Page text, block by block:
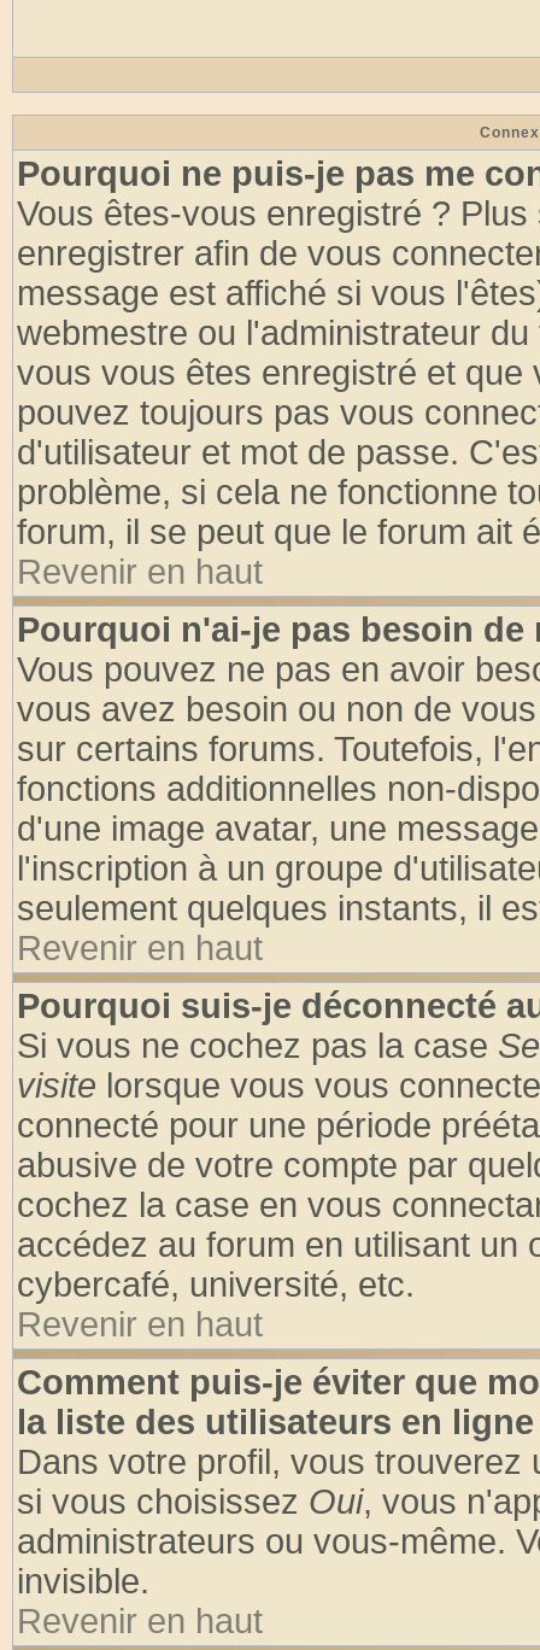
Pourquoi ne puis-je pas me
Vous êtes-vous enregistré ?
enregistrer afin de vous
message est affiché si vous
webmestre ou l'administrateur
vous vous êtes enregistré et
pouvez toujours pas vous
d'utilisateur et mot de passe.
problème, si cela ne fonctionne
forum, il se peut que le forum ait
Revenir en haut
Pourquoi n'ai-je pas besoin de
Vous pouvez ne pas en avoir
vous avez besoin ou non de
sur certains forums. Toutefois,
fonctions additionnelles non-
d'une image avatar, une
l'inscription à un groupe
seulement quelques instants, il
Revenir en haut
Pourquoi suis-je déconnecté
Si vous ne cochez pas la case
visite lorsque vous vous
connecté pour une période
abusive de votre compte par
cochez la case en vous
accédez au forum en utilisant un
cybercafé, université, etc.
Revenir en haut
Comment puis-je éviter que
la liste des utilisateurs en
Dans votre profil, vous trouverez
si vous choisissez Oui, vous
administrateurs ou vous-même.
invisible.
Revenir en haut